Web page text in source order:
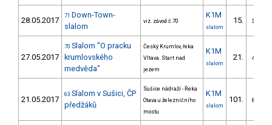
28.05.2017 71 Down-Town-
slalom
viz. závod č.70
K1M
slalom
15. 3/VS
27.05.2017
70 Slalom "O pracku
krumlovského
medvěda"
Český Krumlov, řeka
Vltava. Start nad
jezem
K1M
slalom
21. 4/VS
21.05.2017
63 Slalom v Sušici, ČP
předžáků
Sušice nádraží - Řeka
Otava u železničního
mostu
K1M
slalom
101. 8/VS